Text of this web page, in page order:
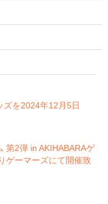
ズを2024年12月5日
第2弾 in AKIHABARAゲ
ゲーマーズにて開催致